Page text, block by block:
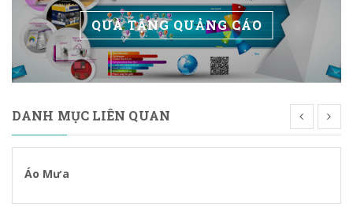
QUÀ TẶNG QUẢNG CÁO
DANH MỤC LIÊN QUAN